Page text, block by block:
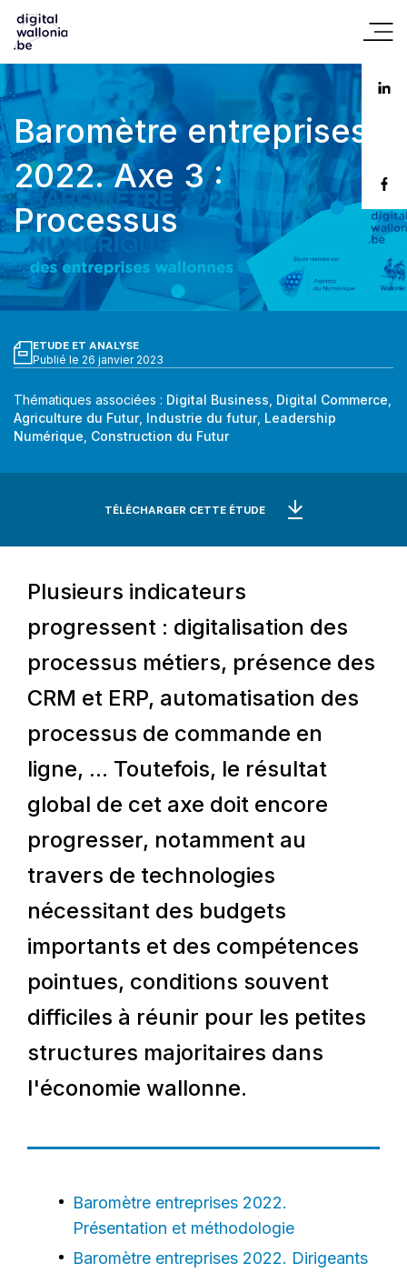
Baromètre entreprises
2022. Axe 3 :
Processus
ETUDE ET ANALYSE
Publié le 26 janvier 2023
Thématiques associées : Digital Business Digital Commerce
Agriculture du Futur, Industrie du futur, Leadership
Numérique Construction du Futur
TÉLÉCHARGER CETTE ÉTUDE
Plusieurs indicateurs
progressent : digitalisation des
processus métiers, présence des
CRM et ERP, automatisation des
processus de commande en
ligne, ... Toutefois, le résultat
global de cet axe doit encore
progresser, notamment au
travers de technologies
nécessitant des budgets
importants et des compétences
pointues, conditions souvent
difficiles à réunir pour les petites
structures majoritaires dans
l'économie wallonne.
Baromètre entreprises 2022.
Présentation et méthodologie
Baromètre entreprises 2022. Dirigeants